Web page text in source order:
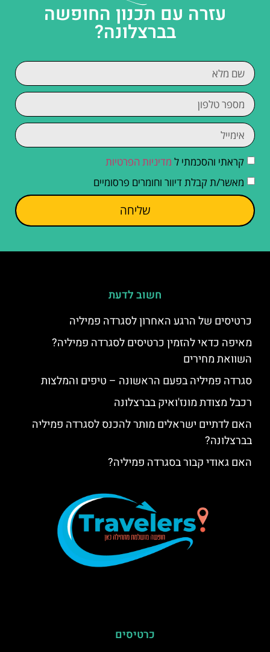
עזרה עם תכנון החופשה
בברצלונה?
קראתי והסכמתי ל מדיניות הפרטיות
מאשר/ת קבלת דיוור וחומרים פרסומיים
שליחה
חשוב לדעת
כרטיסים של הרגע האחרון לסגרדה פמיליה
מאיפה כדאי להזמין כרטיסים לסגרדה פמיליה?
השוואת מחירים
סגרדה פמיליה בפעם הראשונה – טיפים והמלצות
רכבל מצודת מונז'ואיק בברצלונה
האם לדתיים ישראלים מותר להכנס לסגרדה פמיליה
בברצלונה?
האם גאודי קבור בסגרדה פמיליה?
כרטיסים